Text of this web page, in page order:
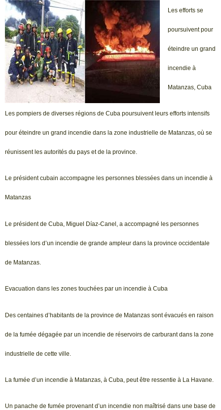
Les efforts se
poursuivent pour
éteindre un grand
incendie à
Matanzas, Cuba
Les pompiers de diverses régions de Cuba poursuivent leurs efforts intensifs
pour éteindre un grand incendie dans la zone industrielle de Matanzas, où se
réunissent les autorités du pays et de la province.
Le président cubain accompagne les personnes blessées dans un incendie à
Matanzas
Le président de Cuba, Miguel Díaz-Canel, a accompagné les personnes
blessées lors d’un incendie de grande ampleur dans la province occidentale
de Matanzas.
Evacuation dans les zones touchées par un incendie à Cuba
Des centaines d’habitants de la province de Matanzas sont évacués en raison
de la fumée dégagée par un incendie de réservoirs de carburant dans la zone
industrielle de cette ville.
La fumée d’un incendie à Matanzas, à Cuba, peut être ressentie à La Havane.
Un panache de fumée provenant d’un incendie non maîtrisé dans une base de